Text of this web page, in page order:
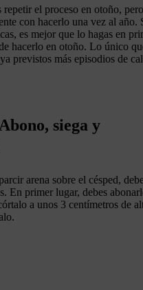
repetir el proceso en otoño,
con hacerlo una vez al año.
es mejor que lo hagas en
hacerlo en otoño. Lo único
previstos más episodios de
siega y
arena sobre el césped,
En primer lugar, debes
a unos 3 centímetros de